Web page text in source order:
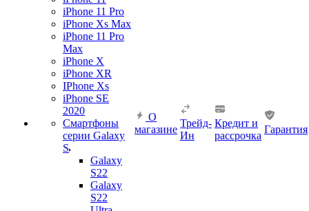
iPhone 11 Pro
iPhone Xs Max
iPhone 11 Pro
Max
iPhone X
iPhone XR
IPhone Xs
iPhone SE
2020
Смартфоны
серии Galaxy
S
Galaxy
S22
Galaxy
S22
О
магазине
Трейд-
Ин
Кредит и
рассрочка
Гарантия